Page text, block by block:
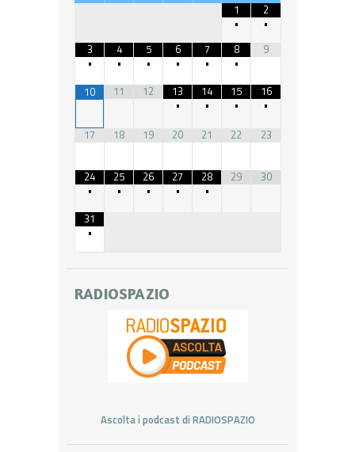
1
•
2
•
3
•
4
•
5
•
6
•
7
•
8
•
9
10 11 12
13
•
14
•
15
•
16
•
17
18 19 20 21 22 23
24
•
25
•
26
•
27
•
28
•
29 30
31
•
RADIOSPAZIO
Ascolta i podcast di RADIOSPAZIO